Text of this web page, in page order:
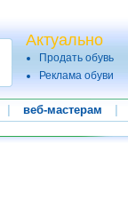
Актуально
Продать обувь
Реклама обуви
веб-мастерам